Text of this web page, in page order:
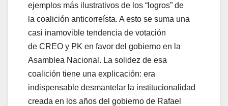
ejemplos más ilustrativos de los “logros” de
la coalición anticorreísta. A esto se suma una
casi inamovible tendencia de votación
de CREO y PK en favor del gobierno en la
Asamblea Nacional. La solidez de esa
coalición tiene una explicación: era
indispensable desmantelar la institucionalidad
creada en los años del gobierno de Rafael